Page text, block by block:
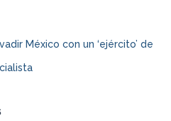
México con un ‘ejército’ de